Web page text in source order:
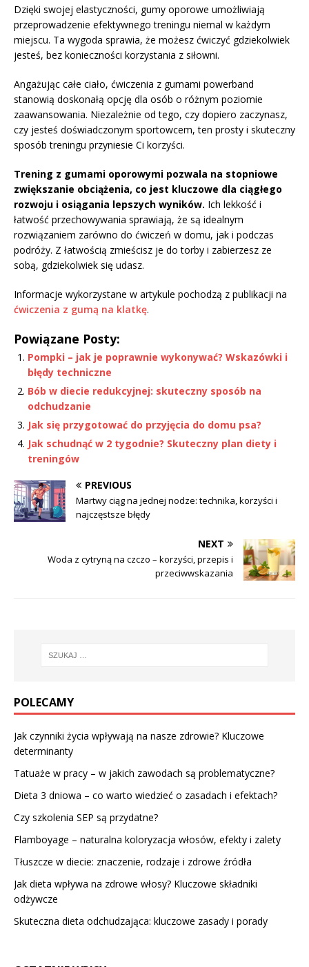
Dzięki swojej elastyczności, gumy oporowe umożliwiają
przeprowadzenie efektywnego treningu niemal w każdym
miejscu. Ta wygoda sprawia, że możesz ćwiczyć gdziekolwiek
jesteś, bez konieczności korzystania z siłowni.
Angażując całe ciało, ćwiczenia z gumami powerband
stanowią doskonałą opcję dla osób o różnym poziomie
zaawansowania. Niezależnie od tego, czy dopiero zaczynasz,
czy jesteś doświadczonym sportowcem, ten prosty i skuteczny
sposób treningu przyniesie Ci korzyści.
Trening z gumami oporowymi pozwala na stopniowe
zwiększanie obciążenia, co jest kluczowe dla ciągłego
rozwoju i osiągania lepszych wyników. Ich lekkość i
łatwość przechowywania sprawiają, że są idealnym
rozwiązaniem zarówno do ćwiczeń w domu, jak i podczas
podróży. Z łatwością zmieścisz je do torby i zabierzesz ze
sobą, gdziekolwiek się udasz.
Informacje wykorzystane w artykule pochodzą z publikacji na
ćwiczenia z gumą na klatkę.
Powiązane Posty:
Pompki – jak je poprawnie wykonywać? Wskazówki i
błędy techniczne
Bób w diecie redukcyjnej: skuteczny sposób na
odchudzanie
Jak się przygotować do przyjęcia do domu psa?
Jak schudnąć w 2 tygodnie? Skuteczny plan diety i
treningów
PREVIOUS
Martwy ciąg na jednej nodze: technika, korzyści i
najczęstsze błędy
NEXT
Woda z cytryną na czczo – korzyści, przepis i
przeciwwskazania
POLECAMY
Jak czynniki życia wpływają na nasze zdrowie? Kluczowe
determinanty
Tatuaże w pracy – w jakich zawodach są problematyczne?
Dieta 3 dniowa – co warto wiedzieć o zasadach i efektach?
Czy szkolenia SEP są przydatne?
Flamboyage – naturalna koloryzacja włosów, efekty i zalety
Tłuszcze w diecie: znaczenie, rodzaje i zdrowe źródła
Jak dieta wpływa na zdrowe włosy? Kluczowe składniki
odżywcze
Skuteczna dieta odchudzająca: kluczowe zasady i porady